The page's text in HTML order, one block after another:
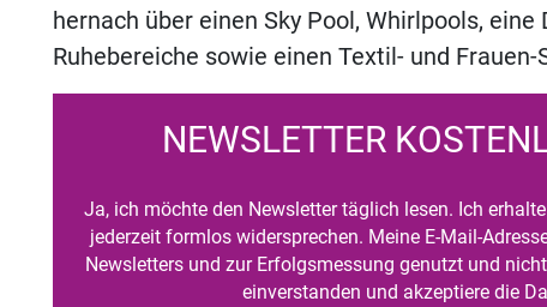
hernach über einen Sky Pool, Whirlpools, eine
Ruhebereiche sowie einen Textil- und
NEWSLETTER
Ja, ich möchte den Newsletter täglich lesen. Ich
jederzeit formlos widersprechen. Meine E-Mail-
Newsletters und zur Erfolgsmessung genutzt und
einverstanden und akzeptiere die